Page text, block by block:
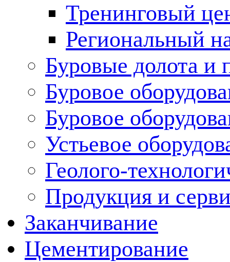
Тренинговый
Региональный
Буровые долота и
Буровое
Буровое
Устьевое
Геолого-
Продукция и
Заканчивание
Цементирование